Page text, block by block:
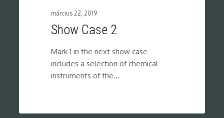
március 22, 2019
Show Case 2
Mark 1 in the next show case
includes a selection of chemical
instruments of the…